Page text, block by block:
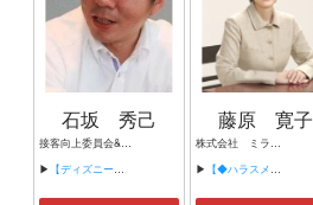
石坂 秀己
接客向上委員会&Peace
▶ 【ディズニーランドが教えてくれた みんなが笑顔で働ける習慣】
藤原 寛子
株式会社 ミライアル 代表取締役 ＯＦＦＩＣＥ ＳＯＰＨＩＡ 代表 社会保険労務士
▶ 【◆ハラスメント防止◆】